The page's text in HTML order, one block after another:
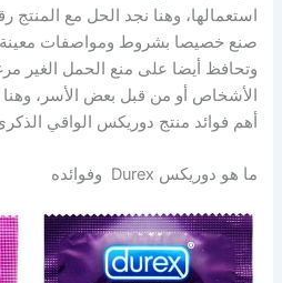
استعمالها، وهنا نجد الحل مع المنتج
صنع خصيصا بشروط ومواصفات معينة
وتحافظ أيضا على منع الحمل الغير
الأشخاص أو من قبل بعض الأسر، وهنا
أهم فوائد منتج دوريكس الواقي
ما هو دوريكس Durex وفوائده